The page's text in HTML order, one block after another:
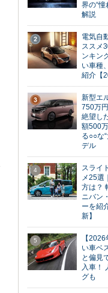
界の“憧
解説
2
電気自
ススメ
ンキン
い車種
紹介【
3
新型エ
750万
絶望し
額500
る○○な
デル
4
スライ
メ25選
方は？
ニバン
ーを紹
新】
5
【
い車ベ
と偏見
入車！
グも